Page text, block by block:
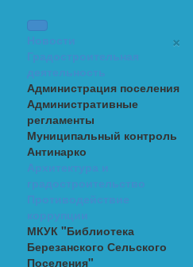
×
Новости
Градостроительная
деятельность
Администрация поселения
Административные
регламенты
Муниципальный контроль
Антинарко
Архитектура и
градостроительство
Противодействие
коррупции
МКУК "Библиотека
Березанского Сельского
Поселения"